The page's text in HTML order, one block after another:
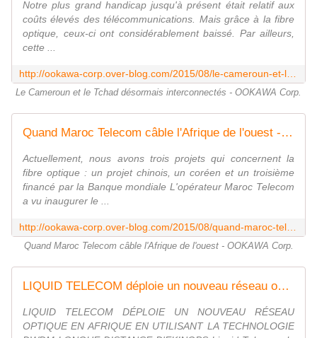
Notre plus grand handicap jusqu'à présent était relatif aux
coûts élevés des télécommunications. Mais grâce à la fibre
optique, ceux-ci ont considérablement baissé. Par ailleurs,
cette ...
Le Cameroun et le Tchad désormais interconnectés - OOKAWA Corp.
Quand Maroc Telecom câble l'Afrique de l'ouest - OOKAWA Corp.
Actuellement, nous avons trois projets qui concernent la
fibre optique : un projet chinois, un coréen et un troisième
financé par la Banque mondiale L'opérateur Maroc Telecom
a vu inaugurer le ...
Quand Maroc Telecom câble l'Afrique de l'ouest - OOKAWA Corp.
LIQUID TELECOM déploie un nouveau réseau optique en Afrique - OOKAWA Corp.
LIQUID TELECOM DÉPLOIE UN NOUVEAU RÉSEAU
OPTIQUE EN AFRIQUE EN UTILISANT LA TECHNOLOGIE